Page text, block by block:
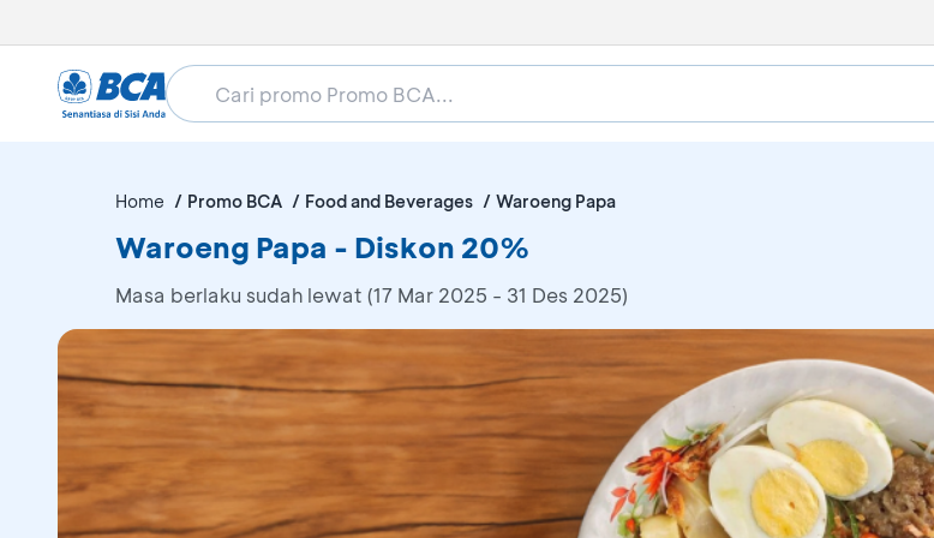
Home Promo BCA Food and Beverages Waroeng Papa
Waroeng Papa - Diskon 20%
Masa berlaku sudah lewat (17 Mar 2025 - 31 Des 2025)